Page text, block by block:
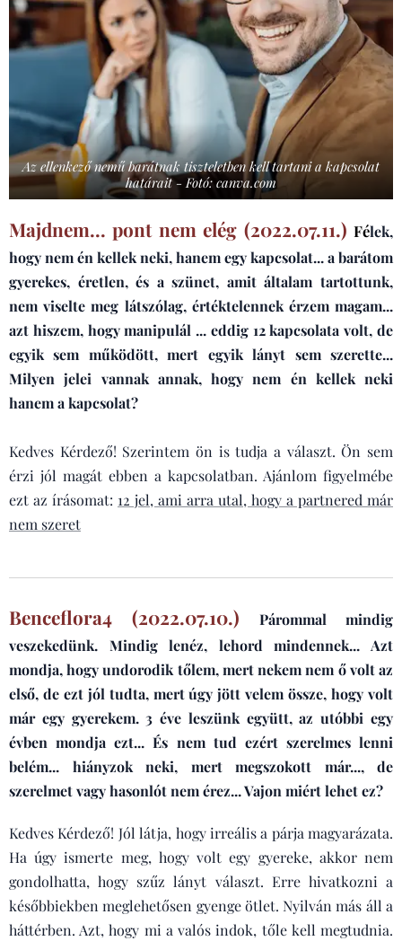
Az ellenkező nemű barátnak tiszteletben kell tartani a kapcsolat
határait - Fotó: canva.com
Majdnem... pont nem elég (2022.07.11.) Félek,
hogy nem én kellek neki, hanem egy kapcsolat... a barátom
gyerekes, éretlen, és a szünet, amit általam tartottunk,
nem viselte meg látszólag, értéktelennek érzem magam...
azt hiszem, hogy manipulál ... eddig 12 kapcsolata volt, de
egyik sem működött, mert egyik lányt sem szerette...
Milyen jelei vannak annak, hogy nem én kellek neki
hanem a kapcsolat?
Kedves Kérdező! Szerintem ön is tudja a választ. Ön sem
érzi jól magát ebben a kapcsolatban. Ajánlom figyelmébe
ezt az írásomat: 12 jel, ami arra utal, hogy a partnered már
nem szeret
Benceflora4 (2022.07.10.) Párommal mindig
veszekedünk. Mindig lenéz, lehord mindennek... Azt
mondja, hogy undorodik tőlem, mert nekem nem ő volt az
első, de ezt jól tudta, mert úgy jött velem össze, hogy volt
már egy gyerekem. 3 éve leszünk együtt, az utóbbi egy
évben mondja ezt... És nem tud ezért szerelmes lenni
belém... hiányzok neki, mert megszokott már..., de
szerelmet vagy hasonlót nem érez... Vajon miért lehet ez?
Kedves Kérdező! Jól látja, hogy irreális a párja magyarázata.
Ha úgy ismerte meg, hogy volt egy gyereke, akkor nem
gondolhatta, hogy szűz lányt választ. Erre hivatkozni a
későbbiekben meglehetősen gyenge ötlet. Nyilván más áll a
háttérben. Azt, hogy mi a valós indok, tőle kell megtudnia.